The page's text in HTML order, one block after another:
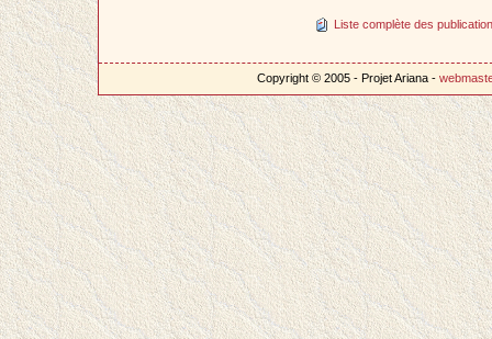
Liste complète des
Copyright © 2005 - Projet Ariana -